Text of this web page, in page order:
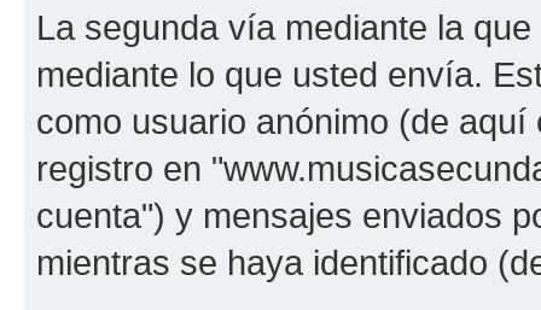
La segunda vía mediante la
mediante lo que usted envía.
como usuario anónimo (de
registro en
cuenta") y mensajes enviados
mientras se haya identificado